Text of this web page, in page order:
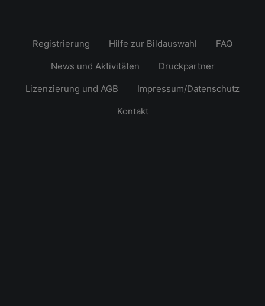
Registrierung Hilfe zur Bildauswahl
FAQ
News und Aktivitäten
Druckpartner
Lizenzierung und AGB
Impressum/Datenschutz
Kontakt